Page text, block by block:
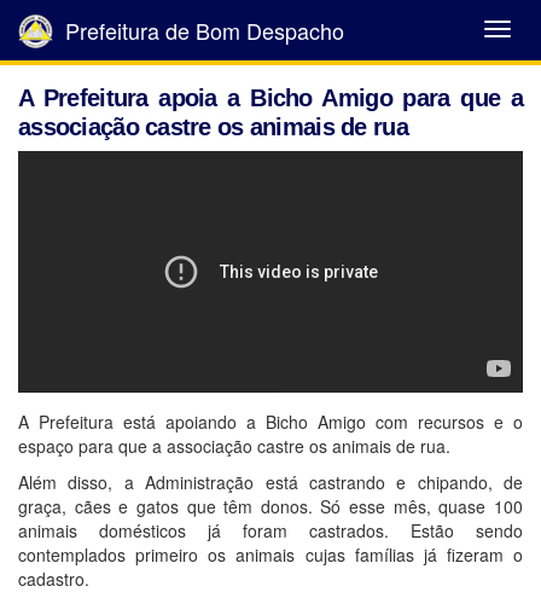
Abrir
Menu
Prefeitura de Bom Despacho
A Prefeitura apoia a Bicho Amigo para que a
associação castre os animais de rua
A Prefeitura está apoiando a Bicho Amigo com recursos e o
espaço para que a associação castre os animais de rua.
Além disso, a Administração está castrando e chipando, de
graça, cães e gatos que têm donos. Só esse mês, quase 100
animais domésticos já foram castrados. Estão sendo
contemplados primeiro os animais cujas famílias já fizeram o
cadastro.